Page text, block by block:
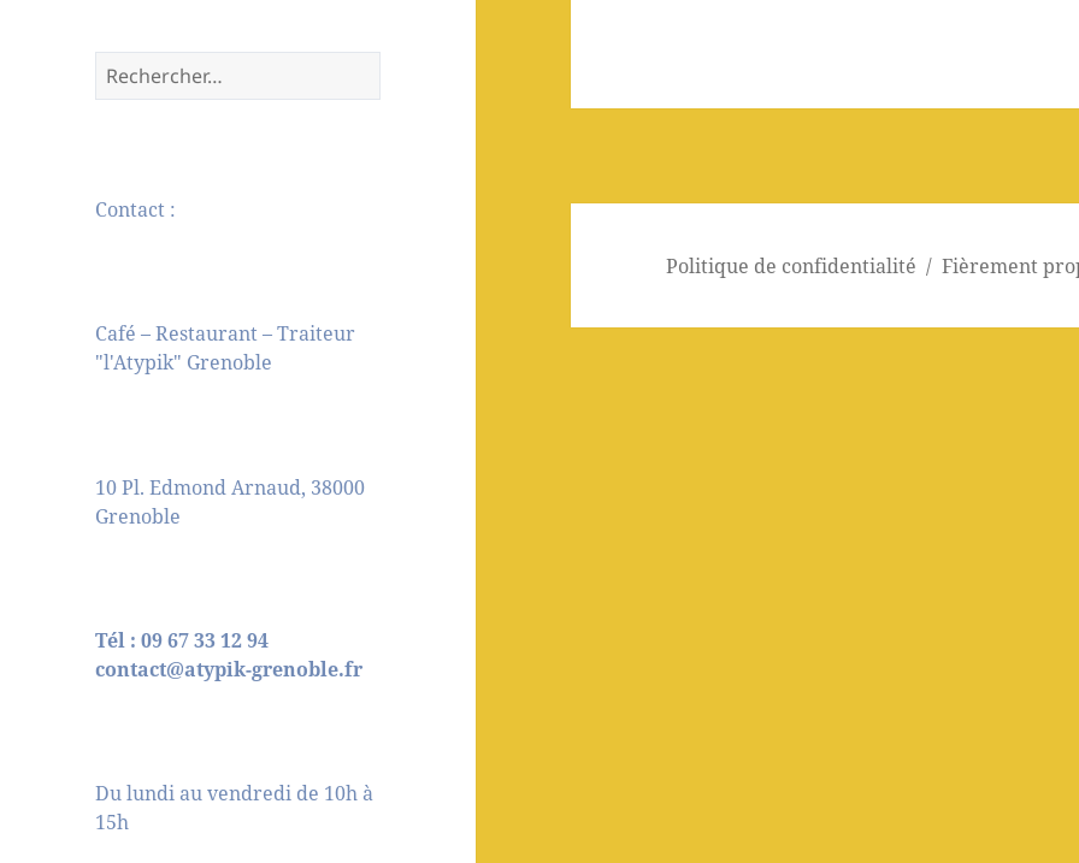
Contact :
Café – Restaurant – Traiteur
"l'Atypik" Grenoble
10 Pl. Edmond Arnaud, 38000
Grenoble
Tél : 09 67 33 12 94
contact@atypik-grenoble.fr
Du lundi au vendredi de 10h à
15h
Politique de confidentialité Fièrement